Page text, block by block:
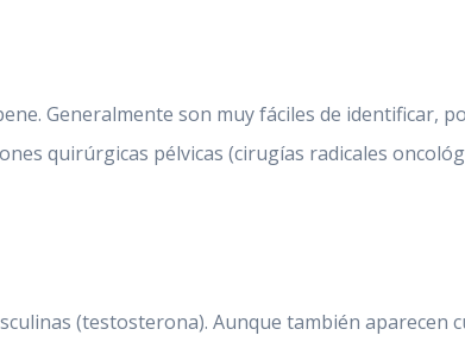
Generalmente son muy fáciles de identificar,
quirúrgicas pélvicas (cirugías radicales
(testosterona). Aunque también aparecen